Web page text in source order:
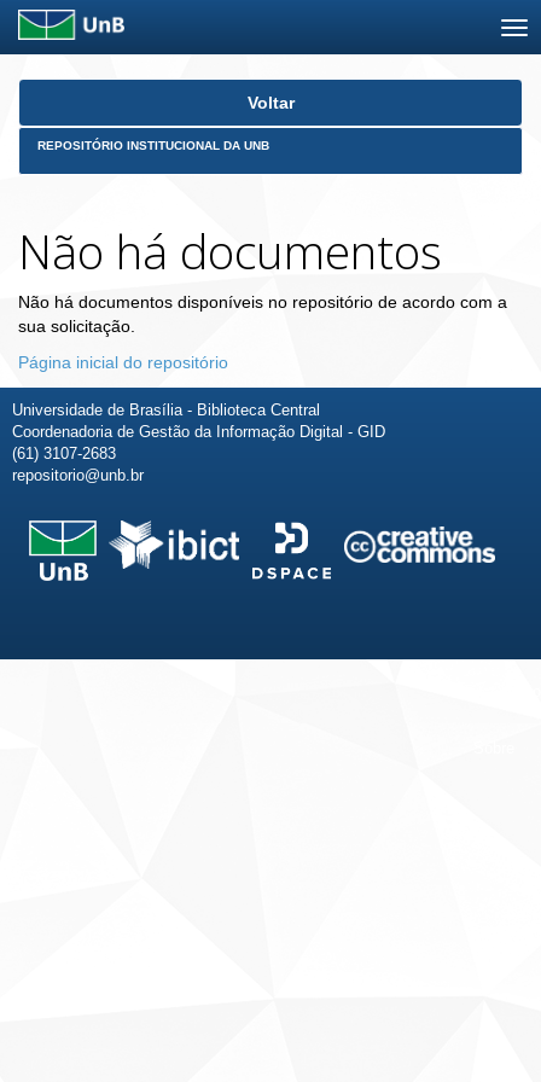
Skip
Voltar
REPOSITÓRIO INSTITUCIONAL DA UNB
Não há documentos
Não há documentos disponíveis no repositório de acordo com a
sua solicitação.
Página inicial do repositório
Universidade de Brasília - Biblioteca Central
Coordenadoria de Gestão da Informação Digital - GID
(61) 3107-2683
repositorio@unb.br